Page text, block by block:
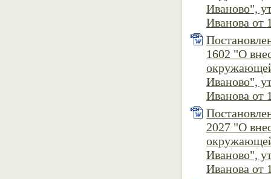
Иваново",
Иванова от
1602 "О
Иваново",
Иванова от
2027 "О
Иваново",
Иванова от